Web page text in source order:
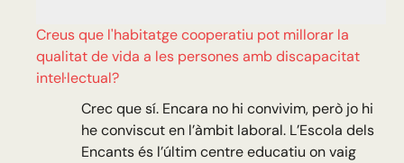
Creus que l'habitatge cooperatiu pot millorar la
qualitat de vida a les persones amb discapacitat
intel·lectual?
Crec que sí. Encara no hi convivim, però jo hi
he conviscut en l’àmbit laboral. L’Escola dels
Encants és l’últim centre educatiu on vaig